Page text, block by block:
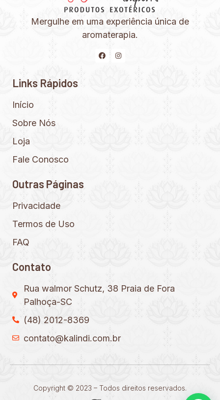
Mergulhe em uma experiência única de
aromaterapia.
Links Rápidos
Início
Sobre Nós
Loja
Fale Conosco
Outras Páginas
Privacidade
Termos de Uso
FAQ
Contato
Rua walmor Schutz, 38 Praia de Fora
Palhoça-SC
(48) 2012-8369
contato@kalindi.com.br
Copyright © 2023 – Todos direitos reservados.